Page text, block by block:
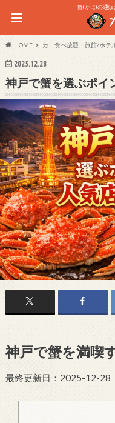
蟹(かに)の通販
HOME カニ食べ放題・旅館/ホテ
2025.12.28
神戸で蟹を選ぶポイ
神戸で蟹を満喫
最終更新日：2025-12-28